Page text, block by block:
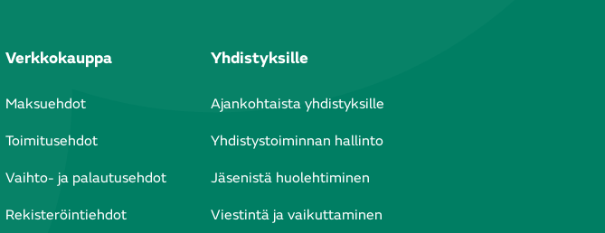
Verkkokauppa
Maksuehdot
Toimitusehdot
Vaihto- ja palautusehdot
Rekisteröintiehdot
Yhdistyksille
Ajankohtaista yhdistyksille
Yhdistystoiminnan hallinto
Jäsenistä huolehtiminen
Viestintä ja vaikuttaminen